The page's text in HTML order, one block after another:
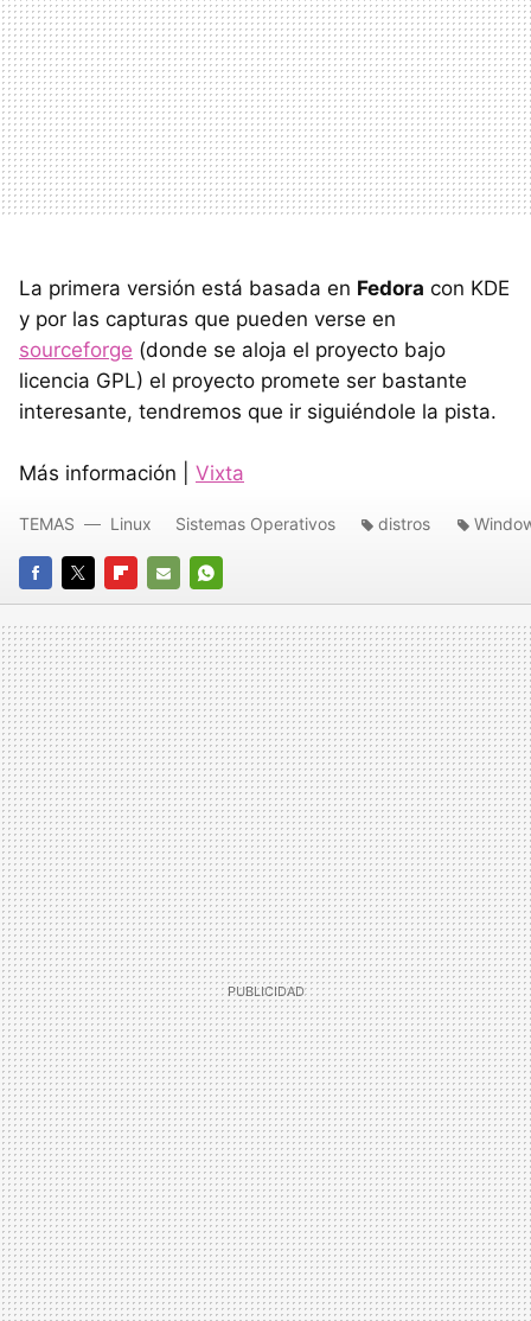
La primera versión está basada en Fedora con KDE
y por las capturas que pueden verse en
sourceforge (donde se aloja el proyecto bajo
licencia GPL) el proyecto promete ser bastante
interesante, tendremos que ir siguiéndole la pista.
Más información | Vixta
FACEBOOK
TWITTERFLIPBOARD
E-
MAIL
WHATSAPP
TEMAS Linux Sistemas Operativos distros